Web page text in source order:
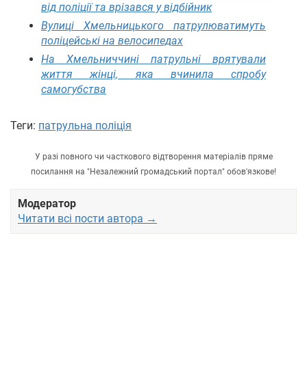
від поліції та врізався у відбійник
Вулиці Хмельницького патрулюватимуть
поліцейські на велосипедах
На Хмельниччині патрульні врятували
життя жінці, яка вчинила спробу
самогубства
Теги: патрульна поліція
У разі повного чи часткового відтворення матеріалів пряме
посилання на "Незалежний громадський портал" обов'язкове!
Модератор
Читати всі пости автора →